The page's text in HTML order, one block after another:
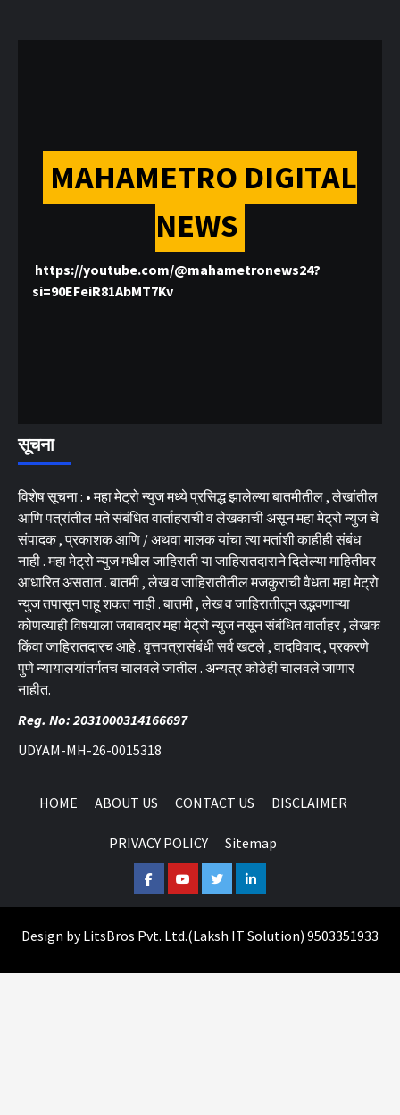
MAHAMETRO DIGITAL
NEWS
https://youtube.com/@mahametronews24?
si=90EFeiR81AbMT7Kv
सूचना
विशेष सूचना : • महा मेट्रो न्युज मध्ये प्रसिद्ध झालेल्या बातमीतील , लेखांतील
आणि पत्रांतील मते संबंधित वार्ताहराची व लेखकाची असून महा मेट्रो न्युज चे
संपादक , प्रकाशक आणि / अथवा मालक यांचा त्या मतांशी काहीही संबंध
नाही . महा मेट्रो न्युज मधील जाहिराती या जाहिरातदाराने दिलेल्या माहितीवर
आधारित असतात . बातमी , लेख व जाहिरातीतील मजकुराची वैधता महा मेट्रो
न्युज तपासून पाहू शकत नाही . बातमी , लेख व जाहिरातीतून उद्भवणाऱ्या
कोणत्याही विषयाला जबाबदार महा मेट्रो न्युज नसून संबंधित वार्ताहर , लेखक
किंवा जाहिरातदारच आहे . वृत्तपत्रासंबंधी सर्व खटले , वादविवाद , प्रकरणे
पुणे न्यायालयांतर्गतच चालवले जातील . अन्यत्र कोठेही चालवले जाणार
नाहीत.
Reg. No: 2031000314166697
UDYAM-MH-26-0015318
HOME ABOUT US CONTACT US DISCLAIMER
PRIVACY POLICY Sitemap
FacebookYoutubeTwitterLinkedin
Design byLitsBros Pvt. Ltd.(Laksh IT Solution) 9503351933